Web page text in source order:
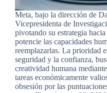
Meta, bajo la dirección de
Vicepresidenta de
pivotando su estrategia
potencie las capacidades
reemplazarlas. La prioridad
seguridad y la confianza,
creatividad humana
tareas económicamente
obsesión por las